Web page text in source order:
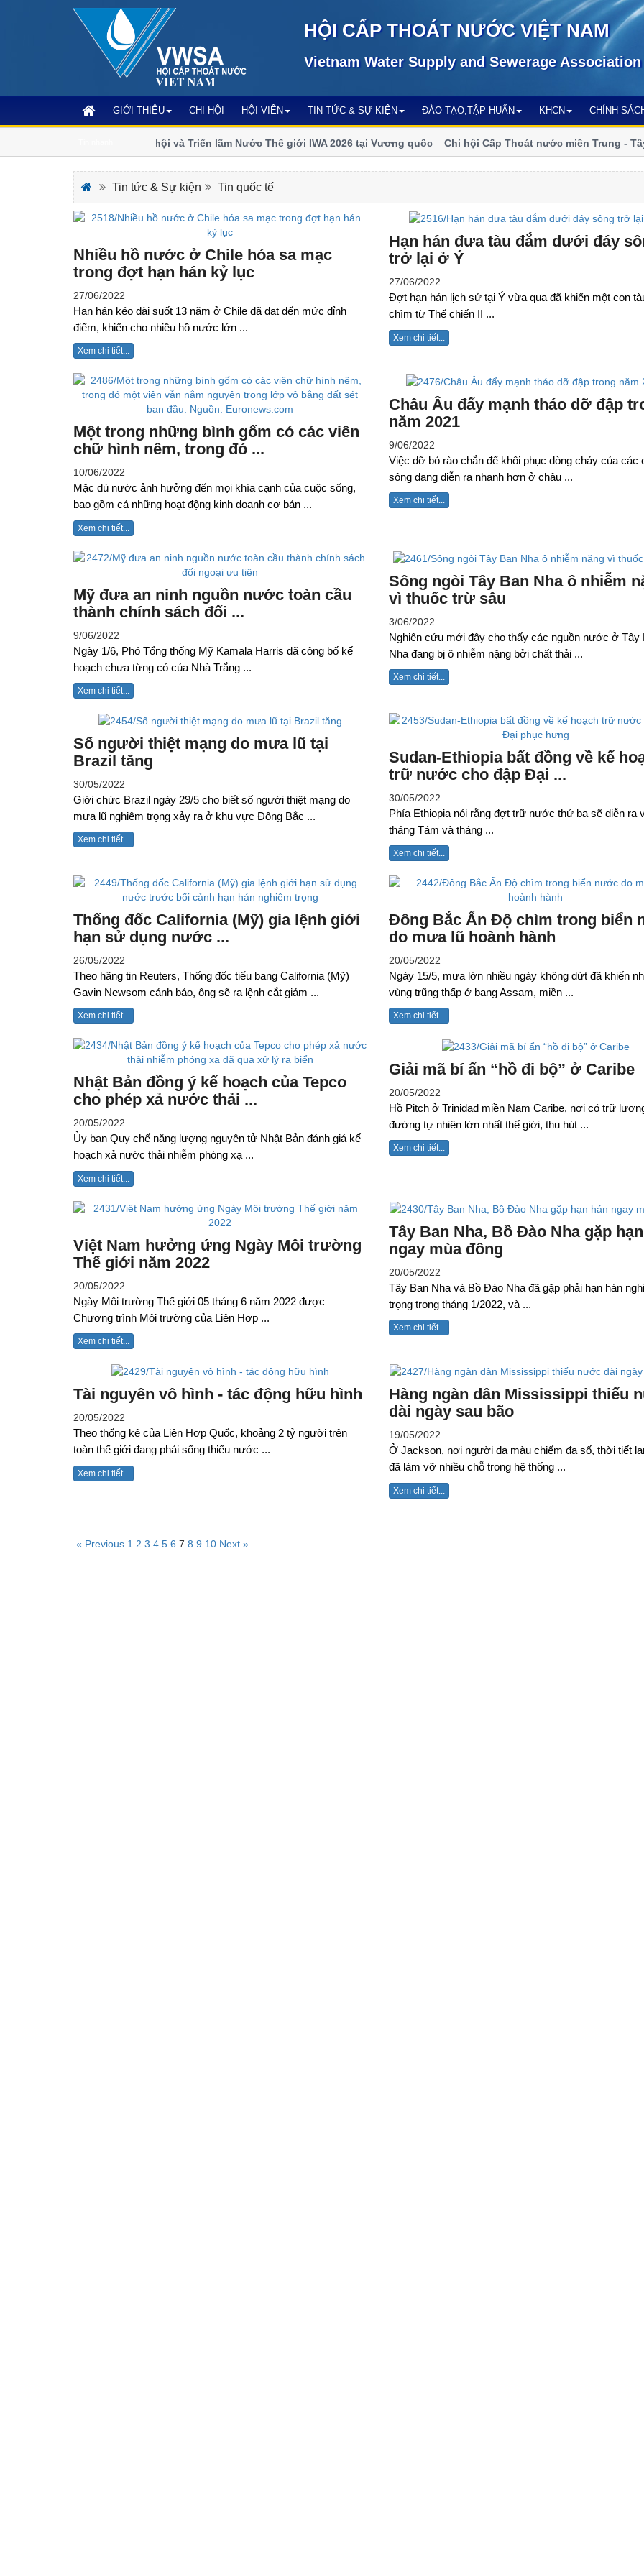
HỘI CẤP THOÁT NƯỚC VIỆT NAM
Vietnam Water Supply and Sewerage Association
GIỚI THIỆU CHI HỘI HỘI VIÊN TIN TỨC & SỰ KIỆN ĐÀO TẠO,TẬP HUẤN KHCN CHÍNH
Đăng ký tham dự Đại hội và Triển lãm Nước Thế giới IWA 2026 tại Vương quốc
Anh
Chi hội Cấp Thoát nước miền Trung - Tây
số
Tin tức & Sự kiện Tin quốc tế
Nhiều hồ nước ở Chile hóa sa mạc
trong đợt hạn hán kỷ lục
27/06/2022
Hạn hán kéo dài suốt 13 năm ở Chile đã đạt đến mức đỉnh
điểm, khiến cho nhiều hồ nước lớn ...
Xem chi tiết...
Hạn hán đưa tàu đắm dưới đáy
trở lại ở Ý
27/06/2022
Đợt hạn hán lịch sử tại Ý vừa qua đã khiến một con
chìm từ Thế chiến II ...
Xem chi tiết...
Một trong những bình gốm có các viên
chữ hình nêm, trong đó ...
10/06/2022
Mặc dù nước ảnh hưởng đến mọi khía cạnh của cuộc sống,
bao gồm cả những hoạt động kinh doanh cơ bản ...
Xem chi tiết...
Châu Âu đẩy mạnh tháo dỡ đập
năm 2021
9/06/2022
Việc dỡ bỏ rào chắn để khôi phục dòng chảy của các
sông đang diễn ra nhanh hơn ở châu ...
Xem chi tiết...
Mỹ đưa an ninh nguồn nước toàn cầu
thành chính sách đối ...
9/06/2022
Ngày 1/6, Phó Tổng thống Mỹ Kamala Harris đã công bố kế
hoạch chưa từng có của Nhà Trắng ...
Xem chi tiết...
Sông ngòi Tây Ban Nha ô nhiễm
vì thuốc trừ sâu
3/06/2022
Nghiên cứu mới đây cho thấy các nguồn nước ở Tây
Nha đang bị ô nhiễm nặng bởi chất thải ...
Xem chi tiết...
Số người thiệt mạng do mưa lũ tại
Brazil tăng
30/05/2022
Giới chức Brazil ngày 29/5 cho biết số người thiệt mạng do
mưa lũ nghiêm trọng xảy ra ở khu vực Đông Bắc ...
Xem chi tiết...
Sudan-Ethiopia bất đồng về kế
trữ nước cho đập Đại ...
30/05/2022
Phía Ethiopia nói rằng đợt trữ nước thứ ba sẽ diễn ra
tháng Tám và tháng ...
Xem chi tiết...
Thống đốc California (Mỹ) gia lệnh giới
hạn sử dụng nước ...
26/05/2022
Theo hãng tin Reuters, Thống đốc tiểu bang California (Mỹ)
Gavin Newsom cảnh báo, ông sẽ ra lệnh cắt giảm ...
Xem chi tiết...
Đông Bắc Ấn Độ chìm trong biển
do mưa lũ hoành hành
20/05/2022
Ngày 15/5, mưa lớn nhiều ngày không dứt đã khiến
vùng trũng thấp ở bang Assam, miền ...
Xem chi tiết...
Nhật Bản đồng ý kế hoạch của Tepco
cho phép xả nước thải ...
20/05/2022
Ủy ban Quy chế năng lượng nguyên tử Nhật Bản đánh giá kế
hoạch xả nước thải nhiễm phóng xạ ...
Xem chi tiết...
Giải mã bí ẩn “hồ đi bộ” ở Caribe
20/05/2022
Hồ Pitch ở Trinidad miền Nam Caribe, nơi có trữ
đường tự nhiên lớn nhất thế giới, thu hút ...
Xem chi tiết...
Việt Nam hưởng ứng Ngày Môi trường
Thế giới năm 2022
20/05/2022
Ngày Môi trường Thế giới 05 tháng 6 năm 2022 được
Chương trình Môi trường của Liên Hợp ...
Xem chi tiết...
Tây Ban Nha, Bồ Đào Nha gặp
ngay mùa đông
20/05/2022
Tây Ban Nha và Bồ Đào Nha đã gặp phải hạn hán
trọng trong tháng 1/2022, và ...
Xem chi tiết...
Tài nguyên vô hình - tác động hữu hình
20/05/2022
Theo thống kê của Liên Hợp Quốc, khoảng 2 tỷ người trên
toàn thế giới đang phải sống thiếu nước ...
Xem chi tiết...
Hàng ngàn dân Mississippi thiếu
dài ngày sau bão
19/05/2022
Ở Jackson, nơi người da màu chiếm đa số, thời tiết
đã làm vỡ nhiều chỗ trong hệ thống ...
Xem chi tiết...
« Previous 1 2 3 4 5 6 7 8 9 10 Next »